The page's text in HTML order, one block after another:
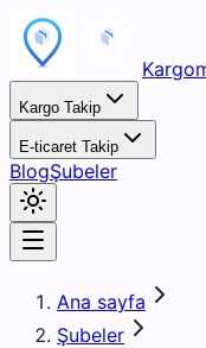
Kargo Takip
E-ticaret Takip
BlogŞubeler
Ana sayfa
Şubeler